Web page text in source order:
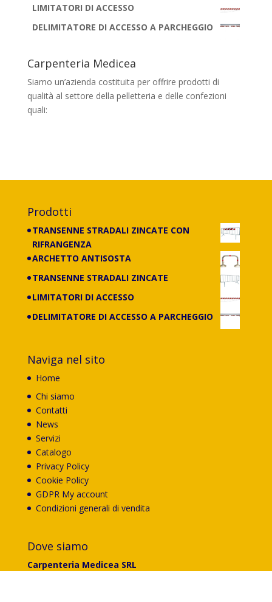
LIMITATORI DI ACCESSO
DELIMITATORE DI ACCESSO A PARCHEGGIO
Carpenteria Medicea
Siamo un’azienda costituita per offrire prodotti di
qualità al settore della pelletteria e delle confezioni
quali:
Prodotti
TRANSENNE STRADALI ZINCATE CON
RIFRANGENZA
ARCHETTO ANTISOSTA
TRANSENNE STRADALI ZINCATE
LIMITATORI DI ACCESSO
DELIMITATORE DI ACCESSO A PARCHEGGIO
Naviga nel sito
Home
Chi siamo
Contatti
News
Servizi
Catalogo
Privacy Policy
Cookie Policy
GDPR My account
Condizioni generali di vendita
Dove siamo
Carpenteria Medicea SRL